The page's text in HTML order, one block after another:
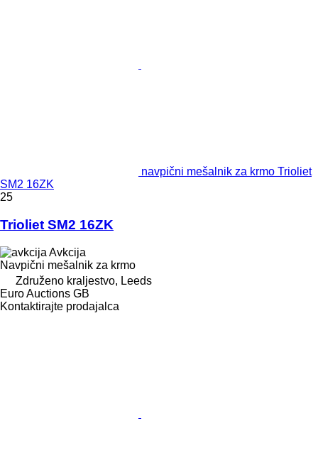
navpični mešalnik za krmo Trioliet
SM2 16ZK
25
Trioliet SM2 16ZK
Avkcija
Navpični mešalnik za krmo
Združeno kraljestvo, Leeds
Euro Auctions GB
Kontaktirajte prodajalca